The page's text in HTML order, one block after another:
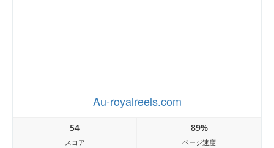
Au-royalreels.com
54
スコア
89%
ページ速度